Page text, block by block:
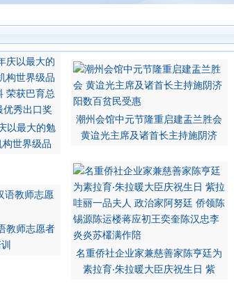
以最大的勉
世界级品
潮州会馆中元节隆重启建盂兰胜会
黄迨光主席及诸首长主持施阴济
教师志愿者
名重侨社企业家兼慈善家陈亨廷为
素拉育‧朱拉暖大臣庆祝生日 紫